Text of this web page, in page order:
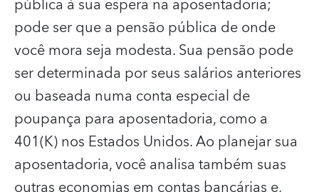
pode ser que a pensão pública de onde
você mora seja modesta. Sua pensão pode
ser determinada por seus salários anteriores
ou baseada numa conta especial de
poupança para aposentadoria, como a
401(K) nos Estados Unidos. Ao planejar sua
aposentadoria, você analisa também suas